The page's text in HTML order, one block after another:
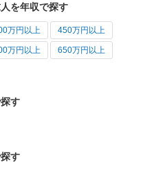
を年収で探す
万円以上 450万円以上
万円以上 650万円以上
す
す